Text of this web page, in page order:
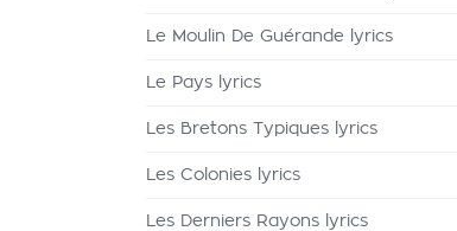
Le Moulin De Guérande lyrics
Le Pays lyrics
Les Bretons Typiques lyrics
Les Colonies lyrics
Les Derniers Rayons lyrics